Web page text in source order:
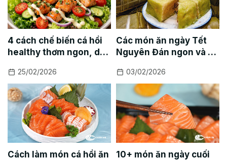
4 cách chế biến cá hồi
healthy thơm ngon, dễ
25/02/2026
Các món ăn ngày Tết
Nguyên Đán ngon và dễ
03/02/2026
Cách làm món cá hồi ăn
10+ món ăn ngày cuối